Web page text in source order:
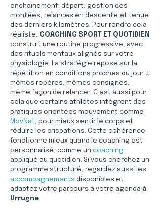
enchaînement: départ, gestion des
montées, relances en descente et tenue
des derniers kilomètres. Pour rendre cela
réaliste, COACHING SPORT ET QUOTIDIEN
construit une routine progressive, avec
des rituels mentaux alignés sur votre
physiologie. La stratégie repose sur la
répétition en conditions proches du jour J:
mêmes repères, mêmes consignes,
même façon de relancer. C est aussi pour
cela que certains athlètes intègrent des
pratiques orientées mouvement comme
MovNat, pour mieux sentir le corps et
réduire les crispations. Cette cohérence
fonctionne mieux quand le coaching est
personnalisé, comme un coaching
appliqué au quotidien. Si vous cherchez un
programme structuré, regardez aussi les
accompagnements disponibles et
adaptez votre parcours à votre agenda à
Urrugne.